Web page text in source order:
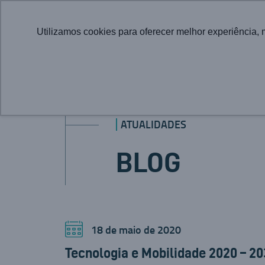
Utilizamos cookies para oferecer melhor
ATUALIDADES
BLOG
18 de maio de 2020
Tecnologia e Mobilidade 2020 –